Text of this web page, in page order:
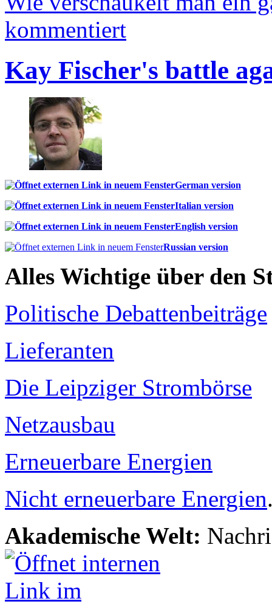
kommentiert
Kay Fischer's battle
German version
Italian version
English version
Russian version
Alles Wichtige über den
Politische Debattenbeiträge
Lieferanten
Die Leipziger Strombörse
Netzausbau
Erneuerbare Energien
Nicht erneuerbare Energien
Akademische Welt: